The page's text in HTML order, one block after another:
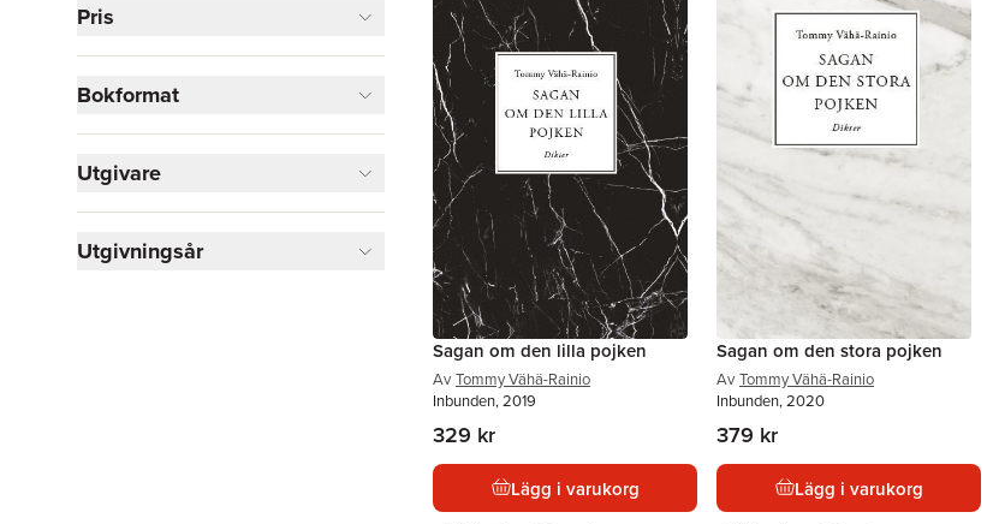
Pris
Bokformat
Utgivare
Utgivningsår
Sagan om den lilla pojken
Av Tommy Vähä-Rainio
Inbunden, 2019
329 kr
Lägg i varukorg
Sagan om den stora pojken
Av Tommy Vähä-Rainio
Inbunden, 2020
379 kr
Lägg i varukorg